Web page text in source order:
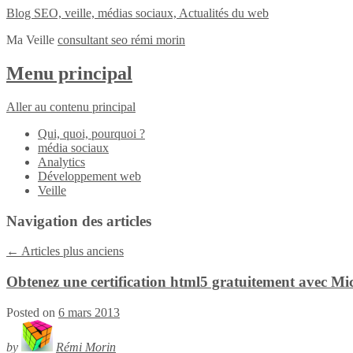
Blog SEO, veille, médias sociaux, Actualités du web
Ma Veille consultant seo rémi morin
Menu principal
Aller au contenu principal
Qui, quoi, pourquoi ?
média sociaux
Analytics
Développement web
Veille
Navigation des articles
← Articles plus anciens
Obtenez une certification html5 gratuitement avec
Posted on 6 mars 2013
by
Rémi Morin